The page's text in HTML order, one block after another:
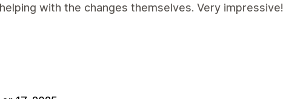
with the changes themselves. Very impressive!